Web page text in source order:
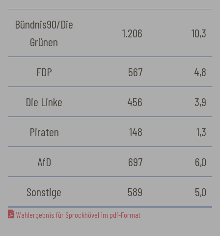
Bündnis90/Die
Grünen
1.206 10,3
FDP 567 4,8
Die Linke 456 3,9
Piraten 148 1,3
AfD 697 6,0
Sonstige 589 5,0
Wahlergebnis für Sprockhövel im pdf-Format